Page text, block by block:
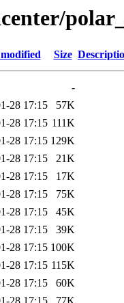
Size
-
28 17:15
57K
28 17:15 111K
28 17:15 129K
28 17:15
21K
28 17:15
17K
28 17:15
75K
28 17:15
45K
28 17:15
39K
28 17:15 100K
28 17:15 115K
28 17:15
60K